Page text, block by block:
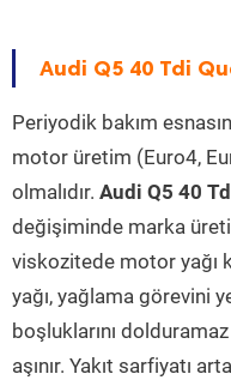
Audi Q5 40 Tdi
Periyodik bakım
motor üretim (Euro4,
olmalıdır. Audi Q5 40
değişiminde marka
viskozitede motor yağı
yağı, yağlama görevini
boşluklarını
aşınır. Yakıt sarfiyatı